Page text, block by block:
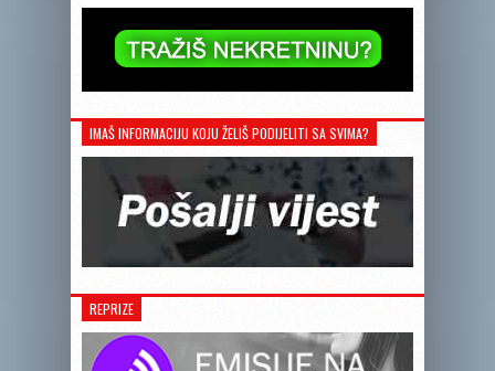
IMAŠ INFORMACIJU KOJU ŽELIŠ PODIJELITI SA SVIMA?
REPRIZE